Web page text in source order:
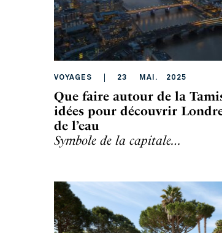
VOYAGES 23 MAI . 2025
Que faire autour de la
idées pour découvrir
de l’eau
Symbole de la capitale…